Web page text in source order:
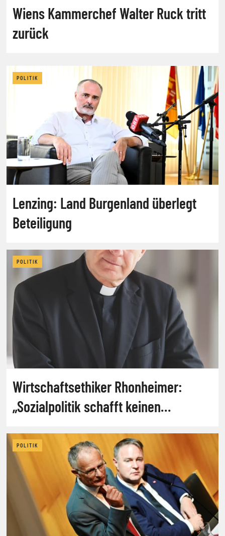
Wiens Kammerchef Walter Ruck tritt
zurück
POLITIK
Lenzing: Land Burgenland überlegt
Beteiligung
POLITIK
Wirtschaftsethiker Rhonheimer:
„Sozialpolitik schafft keinen
POLITIK